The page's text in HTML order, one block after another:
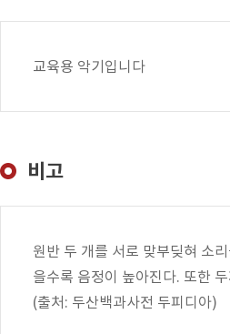
교육용 악기입니다
비고
원반 두 개를 서로 맞부딪혀 소
을수록 음정이 높아진다. 또한
(출처: 두산백과사전 두피디아)